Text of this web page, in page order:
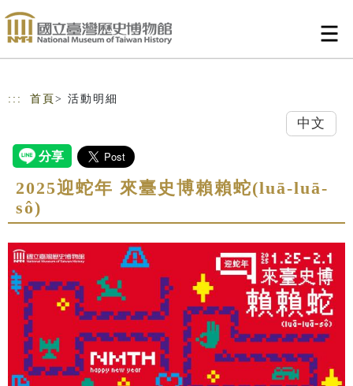
跳到主要內容
網站導覽
::: 首頁 > 活動明細
中文
2025迎蛇年 來臺史博賴賴蛇(luā-luā-
sô)